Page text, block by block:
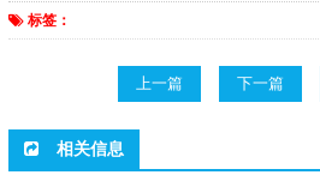
标签：
上一篇 下一篇
相关信息